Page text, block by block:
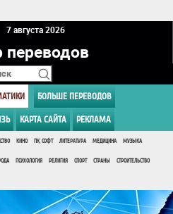
7 августа 2026
БОЛЬШЕ ПЕРЕВОДОВ
КАРТА САЙТА РЕКЛАМА
КИНО ПК, СОФТ ЛИТЕРАТУРА МЕДИЦИНА МУЗЫКА
ПСИХОЛОГИЯ РЕЛИГИЯ СПОРТ СТРАНЫ СТРОИТЕЛЬСТВО